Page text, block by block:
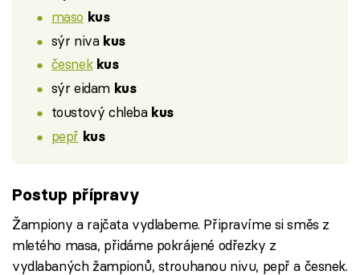
maso kus
sýr niva kus
česnek kus
sýr eidam kus
toustový chleba kus
pepř kus
Postup přípravy
Žampiony a rajčata vydlabeme. Připravíme si směs z
mletého masa, přidáme pokrájené odřezky z
vydlabaných žampionů, strouhanou nivu, pepř a česnek.